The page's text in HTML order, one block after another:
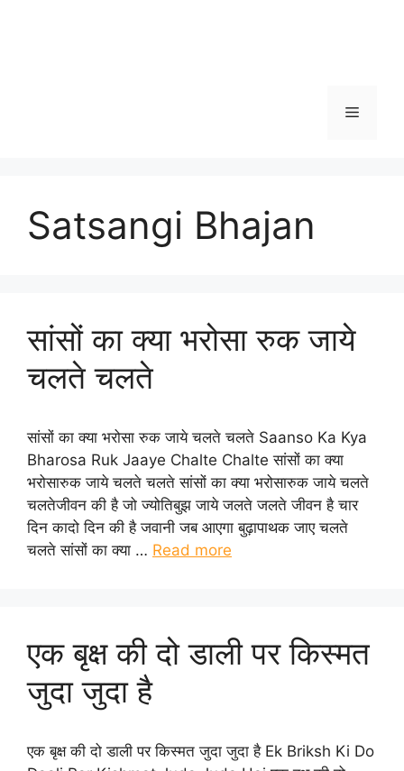
Menu
Satsangi Bhajan
सांसों का क्या भरोसा रुक जाये
चलते चलते
सांसों का क्या भरोसा रुक जाये चलते चलते Saanso Ka Kya
Bharosa Ruk Jaaye Chalte Chalte सांसों का क्या
भरोसारुक जाये चलते चलते सांसों का क्या भरोसारुक जाये चलते
चलतेजीवन की है जो ज्योतिबुझ जाये जलते जलते जीवन है चार
दिन कादो दिन की है जवानी जब आएगा बुढ़ापाथक जाए चलते
चलते सांसों का क्या … Read more
एक बृक्ष की दो डाली पर किस्मत
जुदा जुदा है
एक बृक्ष की दो डाली पर किस्मत जुदा जुदा है Ek Briksh Ki Do